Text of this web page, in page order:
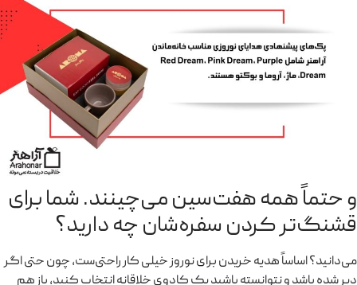
و حتماً همه هفت‌سین می‌چینند. شما برای
قشنگ‌تر کردن سفره‌شان چه دارید؟
می‌دانید؟ اساساً هدیه خریدن برای نوروز خیلی کار راحتی‌ست، چون حتی اگر
دیر شده باشد و نتوانسته باشید یک کادوی خلاقانه انتخاب کنید، باز هم